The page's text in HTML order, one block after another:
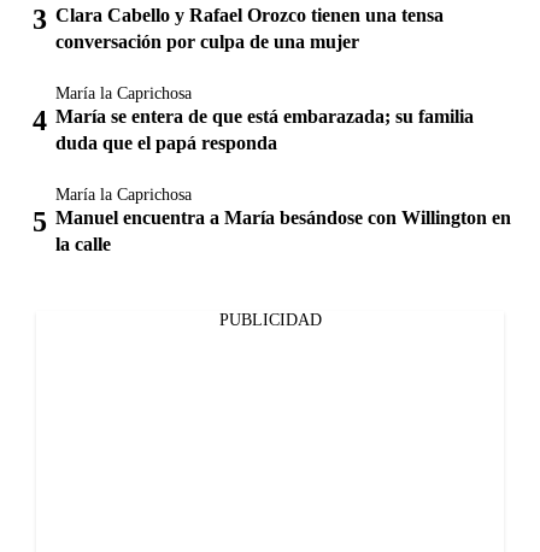
Clara Cabello y Rafael Orozco tienen una tensa
conversación por culpa de una mujer
María la Caprichosa
María se entera de que está embarazada; su familia
duda que el papá responda
María la Caprichosa
Manuel encuentra a María besándose con Willington en
la calle
PUBLICIDAD